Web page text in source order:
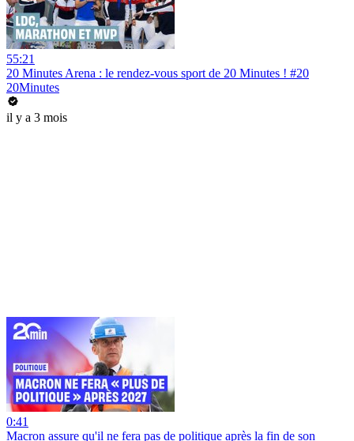
55:21
20 Minutes Arena : le rendez-vous sport de 20 Minutes ! #20
20Minutes
il y a 3 mois
0:41
Macron assure qu'il ne fera pas de politique après la fin de son